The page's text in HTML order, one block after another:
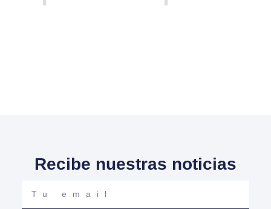
Recibe nuestras noticias